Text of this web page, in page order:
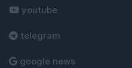
youtube
telegram
google news